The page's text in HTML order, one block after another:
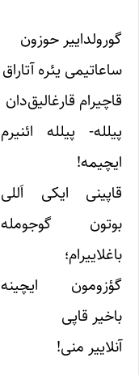
گورولداییر حوزون
ساعاتیمی یئره آتاراق
قاچیرام قارغالیق‌دان
پیلله- پیلله ائنیرم
ایچیمه!
قاپینی ایکی اَللی
بوتون گوجومله
باغلاییرام؛
گؤزومون ایچینه
باخیر قاپی
آنلاییر منی!